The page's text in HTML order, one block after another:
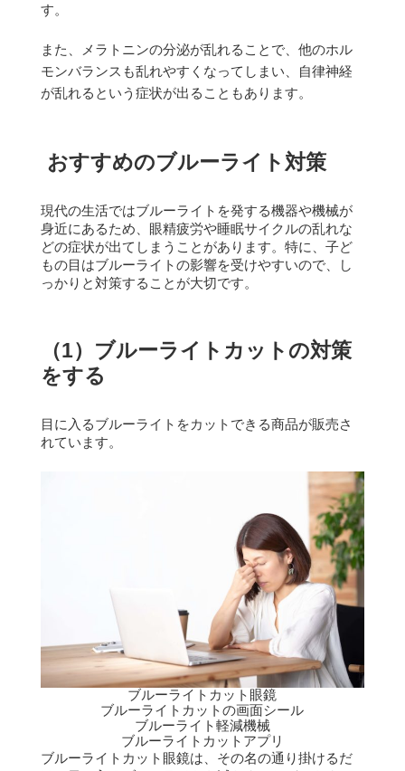
す。
また、メラトニンの分泌が乱れることで、他のホル
モンバランスも乱れやすくなってしまい、自律神経
が乱れるという症状が出ることもあります。
おすすめのブルーライト対策
現代の生活ではブルーライトを発する機器や機械が
身近にあるため、眼精疲労や睡眠サイクルの乱れな
どの症状が出てしまうことがあります。 特に、子ど
もの目はブルーライトの影響を受けやすいので、し
っかりと対策することが大切です。
（1）ブルーライトカットの対策
をする
目に入るブルーライトをカットできる商品が販売さ
れています。
ブルーライトカット眼鏡
ブルーライトカットの画面シール
ブルーライト軽減機械
ブルーライトカットアプリ
ブルーライトカット眼鏡は、その名の通り掛けるだ